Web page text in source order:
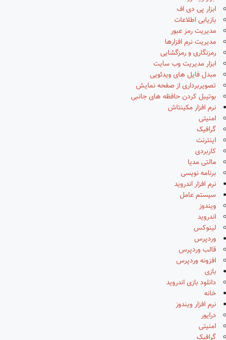
ابزار پی دی اف
بازیابی اطلاعات
مدیریت رمز عبور
مدیریت نرم افزارها
رمزنگاری و رمزگشایی
ابزار مدیریت وب سایت
مبدل فایل های ویدئویی
تصویربرداری از صفحه نمایش
بوتیبل کردن حافظه های جانبی
نرم افزار مکینتاش
امنیتی
گرافیک
اینترنت
کاربردی
مالتی مدیا
برنامه نویسی
نرم افزار اندروید
سیستم عامل
ویندوز
اندروید
لینوکس
وردپرس
قالب وردپرس
افزونه وردپرس
بازی
دانلود بازی اندروید
خانه
نرم افزار ویندوز
درایور
امنیتی
گرافیک